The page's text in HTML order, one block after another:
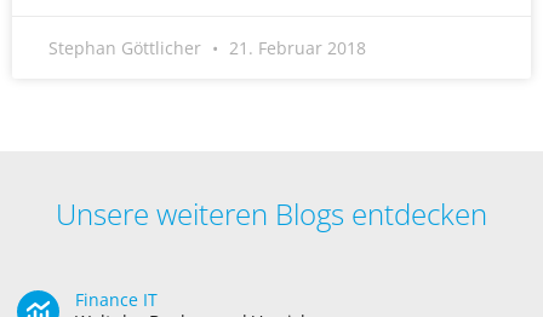
Stephan Göttlicher 21. Februar 2018
Unsere weiteren Blogs entdecken
Finance IT